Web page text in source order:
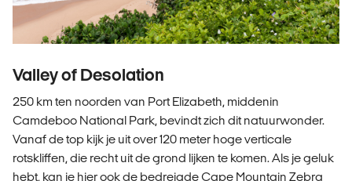
Valley of Desolation
250 km ten noorden van Port Elizabeth, middenin
Camdeboo National Park, bevindt zich dit natuurwonder.
Vanaf de top kijk je uit over 120 meter hoge verticale
rotskliffen, die recht uit de grond lijken te komen. Als je geluk
hebt, kan je hier ook de bedreigde Cape Mountain Zebra